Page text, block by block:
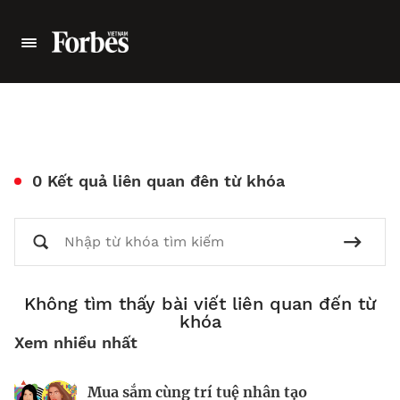
0 Kết quả liên quan đên từ khóa
Không tìm thấy bài viết liên quan đến từ
khóa
Xem nhiều nhất
Mua sắm cùng trí tuệ nhân tạo
Nhà sáng lập 25 tuổi và tham vọng lật
Kiểm soát bất ổn và bảo vệ sức khỏe